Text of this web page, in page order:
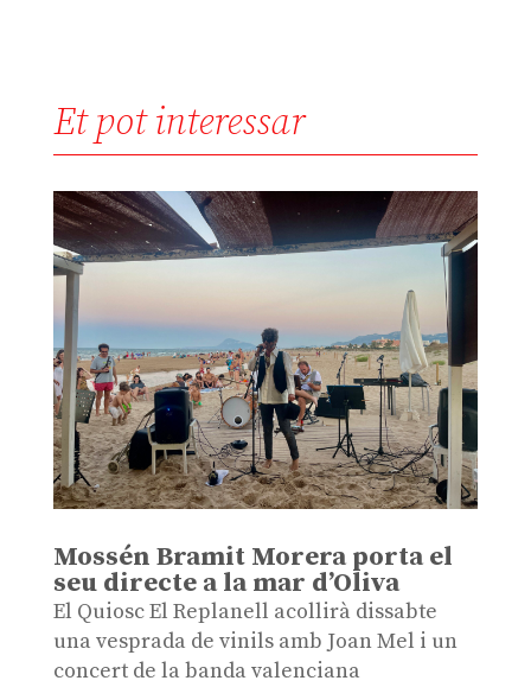
Et pot interessar
Mossén Bramit Morera porta el
seu directe a la mar d’Oliva
El Quiosc El Replanell acollirà dissabte
una vesprada de vinils amb Joan Mel i un
concert de la banda valenciana